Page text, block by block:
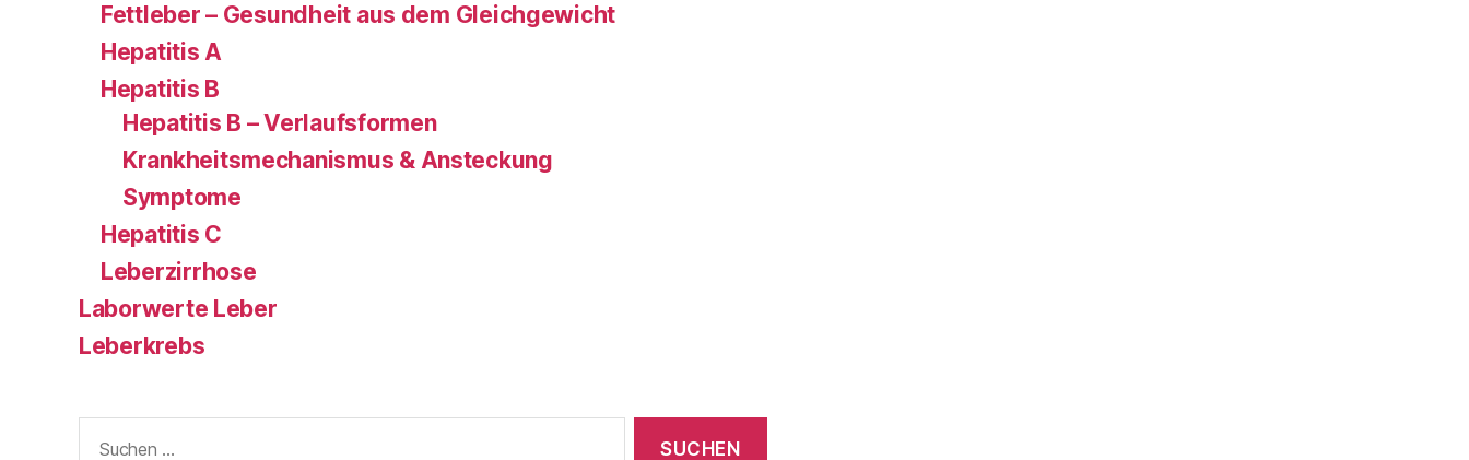
Fettleber – Gesundheit aus dem Gleichgewicht
Hepatitis A
Hepatitis B
Hepatitis B – Verlaufsformen
Krankheitsmechanismus & Ansteckung
Symptome
Hepatitis C
Leberzirrhose
Laborwerte Leber
Leberkrebs